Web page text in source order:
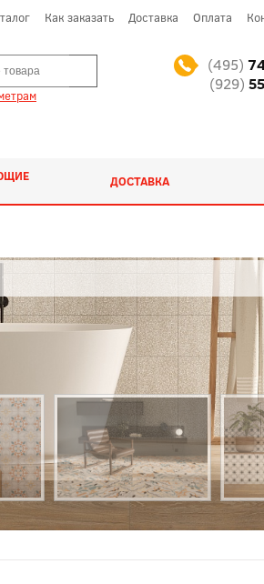
Как заказать Доставка Оплата
(495)
(929)
ДОСТАВКА